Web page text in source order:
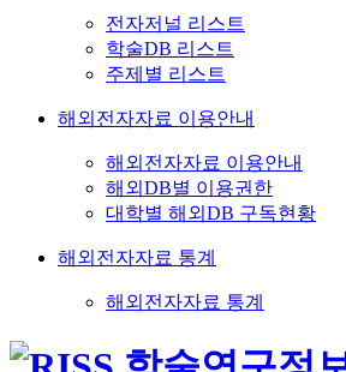
전자저널 리스트
학술DB 리스트
주제별 리스트
해외전자자료 이용안내
해외전자자료 이용안내
해외DB별 이용권한
대학별 해외DB 구독현황
해외전자자료 통계
해외전자자료 통계